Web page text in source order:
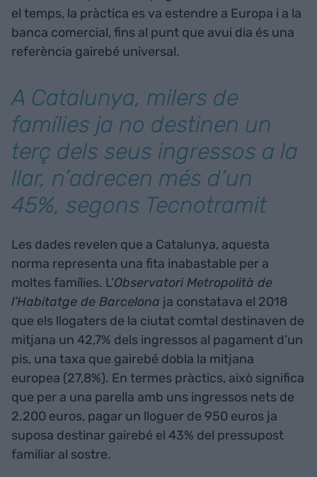
el temps, la pràctica es va estendre a Europa i a la
banca comercial, fins al punt que avui dia és una
referència gairebé universal.
A Catalunya, milers de
famílies ja no destinen un
terç dels seus ingressos a la
llar, n’adrecen més d’un
45%, segons Tecnotramit
Les dades revelen que a Catalunya, aquesta
norma representa una fita inabastable per a
moltes famílies. L’Observatori Metropolità de
l’Habitatge de Barcelona ja constatava el 2018
que els llogaters de la ciutat comtal destinaven de
mitjana un 42,7% dels ingressos al pagament d’un
pis, una taxa que gairebé dobla la mitjana
europea (27,8%). En termes pràctics, això significa
que per a una parella amb uns ingressos nets de
2.200 euros, pagar un lloguer de 950 euros ja
suposa destinar gairebé el 43% del pressupost
familiar al sostre.